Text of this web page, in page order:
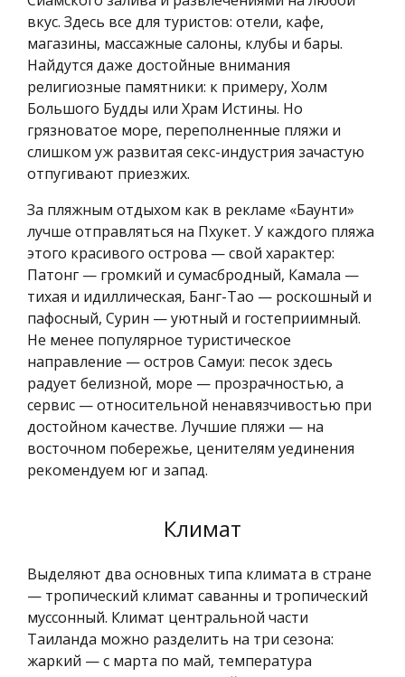
вкус. Здесь все для туристов: отели, кафе,
магазины, массажные салоны, клубы и бары.
Найдутся даже достойные внимания
религиозные памятники: к примеру, Холм
Большого Будды или Храм Истины. Но
грязноватое море, переполненные пляжи и
слишком уж развитая секс-индустрия зачастую
отпугивают приезжих.
За пляжным отдыхом как в рекламе «Баунти»
лучше отправляться на Пхукет. У каждого пляжа
этого красивого острова — свой характер:
Патонг — громкий и сумасбродный, Камала —
тихая и идиллическая, Банг-Тао — роскошный и
пафосный, Сурин — уютный и гостеприимный.
Не менее популярное туристическое
направление — остров Самуи: песок здесь
радует белизной, море — прозрачностью, а
сервис — относительной ненавязчивостью при
достойном качестве. Лучшие пляжи — на
восточном побережье, ценителям уединения
рекомендуем юг и запад.
Климат
Выделяют два основных типа климата в стране
— тропический климат саванны и тропический
муссонный. Климат центральной части
Таиланда можно разделить на три сезона:
жаркий — с марта по май, температура